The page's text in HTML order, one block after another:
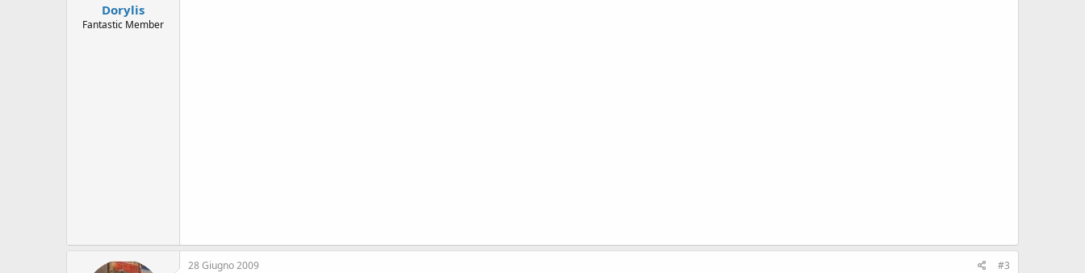
Dorylis
Fantastic Member
28 Giugno 2009 #3